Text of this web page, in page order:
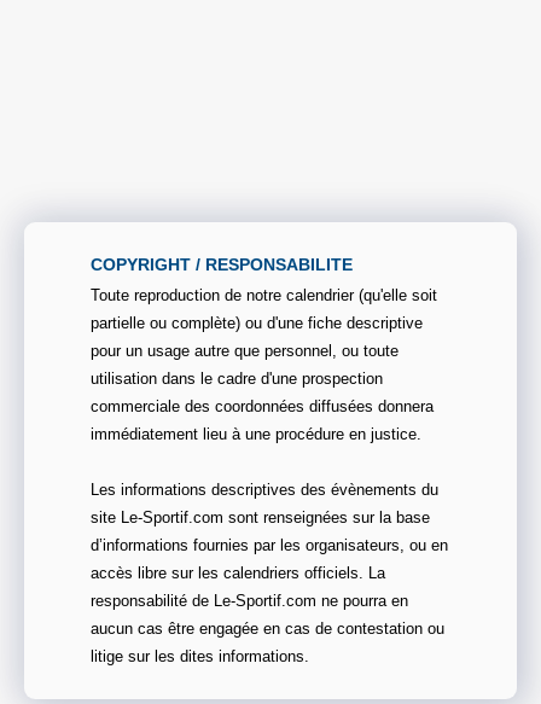
COPYRIGHT / RESPONSABILITE
Toute reproduction de notre calendrier (qu'elle soit
partielle ou complète) ou d'une fiche descriptive
pour un usage autre que personnel, ou toute
utilisation dans le cadre d'une prospection
commerciale des coordonnées diffusées donnera
immédiatement lieu à une procédure en justice.
Les informations descriptives des évènements du
site Le-Sportif.com sont renseignées sur la base
d’informations fournies par les organisateurs, ou en
accès libre sur les calendriers officiels. La
responsabilité de Le-Sportif.com ne pourra en
aucun cas être engagée en cas de contestation ou
litige sur les dites informations.